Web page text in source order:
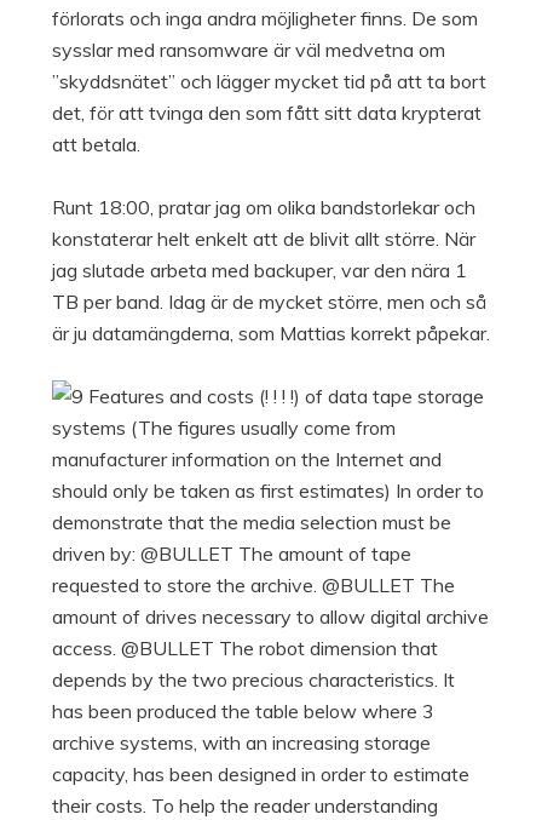
förlorats och inga andra möjligheter finns. De som
sysslar med ransomware är väl medvetna om
”skyddsnätet” och lägger mycket tid på att ta bort
det, för att tvinga den som fått sitt data krypterat
att betala.
Runt 18:00, pratar jag om olika bandstorlekar och
konstaterar helt enkelt att de blivit allt större. När
jag slutade arbeta med backuper, var den nära 1
TB per band. Idag är de mycket större, men och så
är ju datamängderna, som Mattias korrekt påpekar.